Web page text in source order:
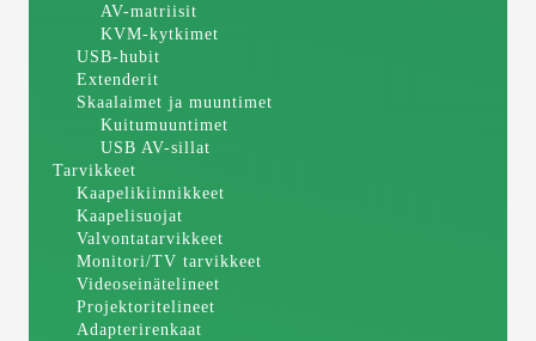
AV-matriisit
KVM-kytkimet
USB-hubit
Extenderit
Skaalaimet ja muuntimet
Kuitumuuntimet
USB AV-sillat
Tarvikkeet
Kaapelikiinnikkeet
Kaapelisuojat
Valvontatarvikkeet
Monitori/TV tarvikkeet
Videoseinätelineet
Projektoritelineet
Adapterirenkaat